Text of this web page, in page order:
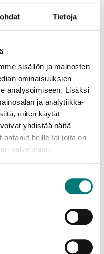
Tietoja
sisällön ja mainosten
ominaisuuksien
analysoimiseen. Lisäksi
ja analytiikka-
miten käytät
yhdistää näitä
antanut heille tai joita on
palvelujaan.
och producerar
till sin egen räkning,
till andra
avancerad
för att
av avfallsmaterial,
beaktats ansvarsfullt